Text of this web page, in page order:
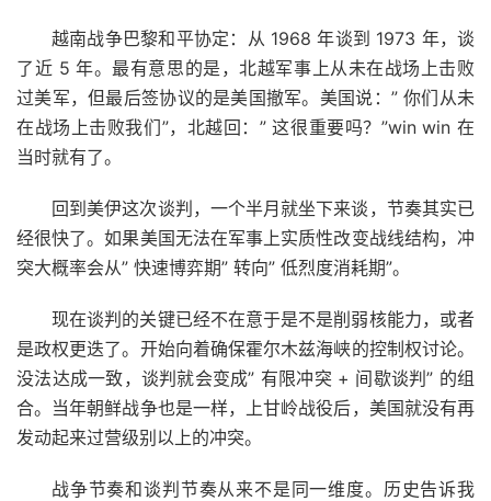
越南战争巴黎和平协定：从 1968 年谈到 1973 年，谈
了近 5 年。最有意思的是，北越军事上从未在战场上击败
过美军，但最后签协议的是美国撤军。美国说：” 你们从未
在战场上击败我们”，北越回：” 这很重要吗？”win win 在
当时就有了。
回到美伊这次谈判，一个半月就坐下来谈，节奏其实已
经很快了。如果美国无法在军事上实质性改变战线结构，冲
突大概率会从” 快速博弈期” 转向” 低烈度消耗期”。
现在谈判的关键已经不在意于是不是削弱核能力，或者
是政权更迭了。开始向着确保霍尔木兹海峡的控制权讨论。
没法达成一致，谈判就会变成” 有限冲突 + 间歇谈判” 的组
合。当年朝鲜战争也是一样，上甘岭战役后，美国就没有再
发动起来过营级别以上的冲突。
战争节奏和谈判节奏从来不是同一维度。历史告诉我